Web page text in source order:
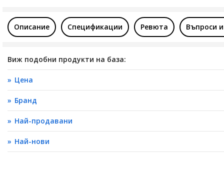
Описание Спецификации Ревюта Въпроси
Виж подобни продукти на база:
Цена
Бранд
Най-продавани
Най-нови